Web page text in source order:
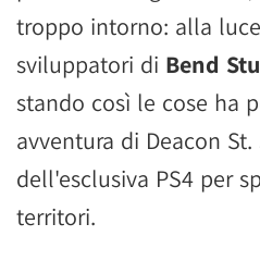
troppo intorno: alla
sviluppatori di Bend
stando così le cose ha
avventura di Deacon
dell'esclusiva PS4 per
territori.